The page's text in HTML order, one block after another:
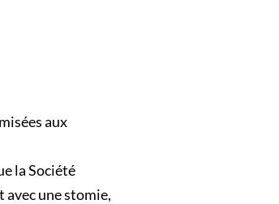
aux
la Société
avec une stomie,